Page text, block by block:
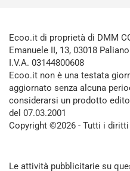
Ecoo.it di proprietà di DMM
Emanuele II, 13, 03018
I.V.A. 03144800608
Ecoo.it non è una testata
aggiornato senza alcuna
considerarsi un prodotto
del 07.03.2001
Copyright ©2026 - Tutti i
Le attività pubblicitarie su